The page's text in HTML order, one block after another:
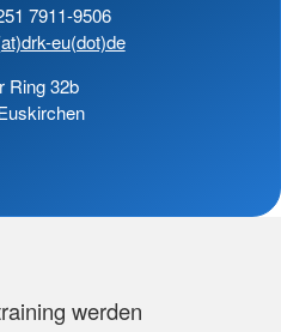
7911-9506
eu(dot)de
Ring 32b
werden